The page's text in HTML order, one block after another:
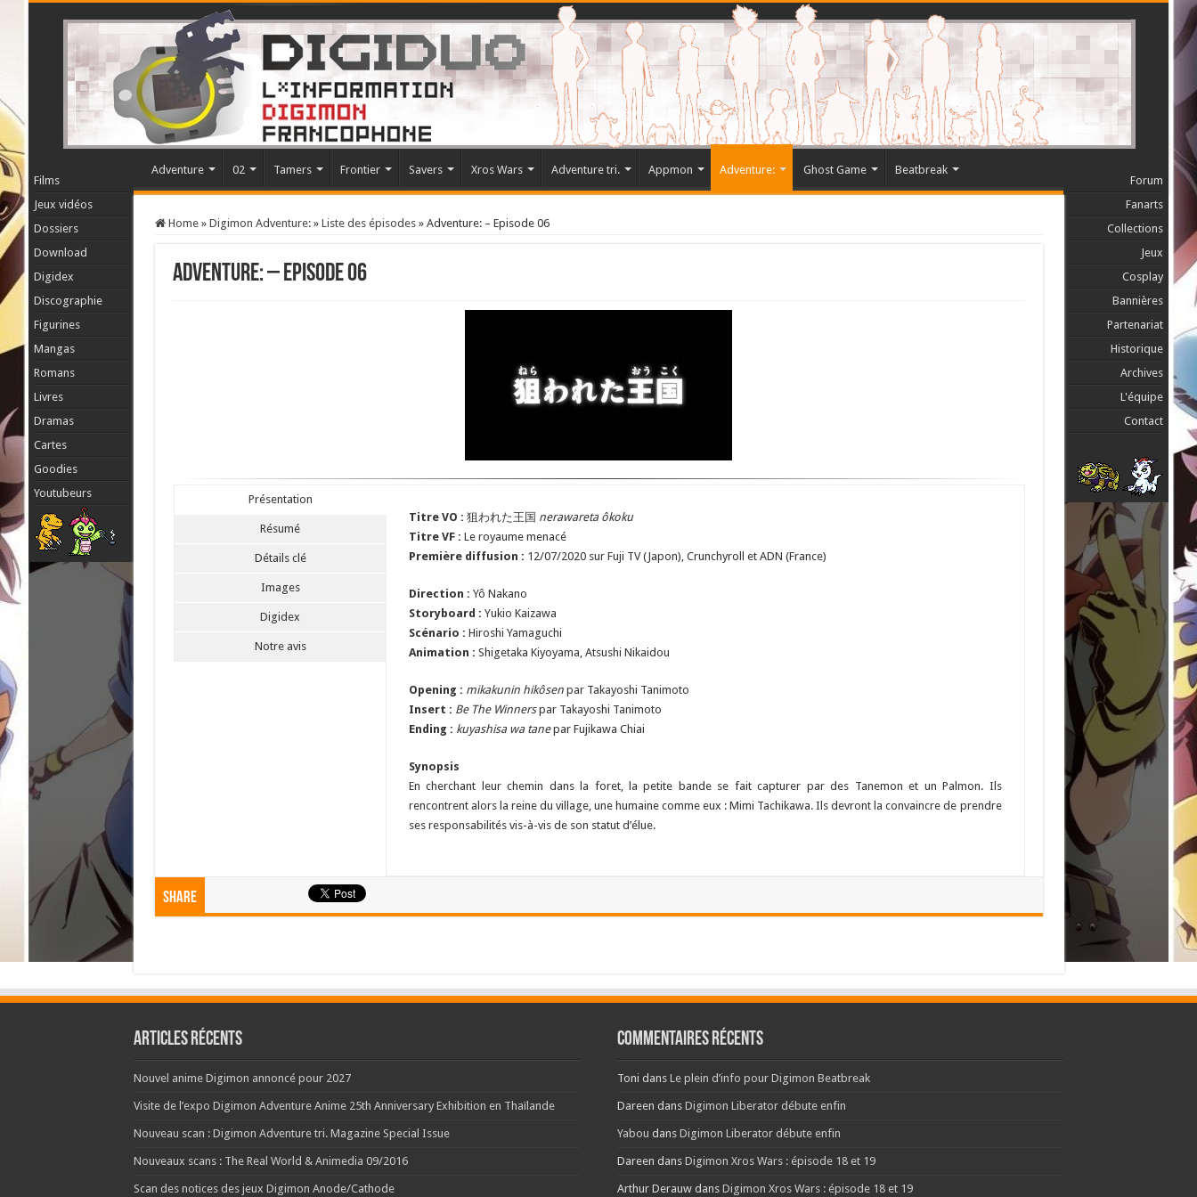
Adventure 02 Tamers Frontier Savers Xros Wars Adventure tri. Appmon Adventure: Ghost Game
Beatbreak
Films
Jeux vidéos
Dossiers
Download
Digidex
Discographie
Figurines
Mangas
Romans
Livres
Dramas
Cartes
Goodies
Youtubeurs
Forum
Fanarts
Collections
Jeux
Cosplay
Bannières
Partenariat
Historique
Archives
L'équipe
Contact
Home » Digimon Adventure: » Liste des épisodes » Adventure: – Episode 06
Adventure: – Episode 06
Présentation
Résumé
Détails clé
Images
Digidex
Notre avis
Titre VO : 狙われた王国 nerawareta ôkoku
Titre VF : Le royaume menacé
Première diffusion : 12/07/2020 sur Fuji TV (Japon), Crunchyroll et ADN (France)
Direction : Yô Nakano
Storyboard : Yukio Kaizawa
Scénario : Hiroshi Yamaguchi
Animation : Shigetaka Kiyoyama, Atsushi Nikaidou
Opening : mikakunin hikôsenpar Takayoshi Tanimoto
Insert : Be The Winnerspar Takayoshi Tanimoto
Ending : kuyashisa wa tanepar Fujikawa Chiai
Synopsis
En cherchant leur chemin dans la foret, la petite bande se fait capturer par des Tanemon et un Palmon. Ils
rencontrent alors la reine du village, une humaine comme eux : Mimi Tachikawa. Ils devront la convaincre de prendre
ses responsabilités vis-à-vis de son statut d’élue.
Share
Articles récents
Nouvel anime Digimon annoncé pour 2027
Visite de l’expo Digimon Adventure Anime 25th Anniversary Exhibition en Thaïlande
Nouveau scan : Digimon Adventure tri. Magazine Special Issue
Nouveaux scans : The Real World & Animedia 09/2016
Scan des notices des jeux Digimon Anode/Cathode
Commentaires récents
Toni dans Le plein d’info pour Digimon Beatbreak
Dareen dans Digimon Liberator débute enfin
Yabou dans Digimon Liberator débute enfin
Dareen dans Digimon Xros Wars : épisode 18 et 19
Arthur Derauwdans Digimon Xros Wars : épisode 18 et 19